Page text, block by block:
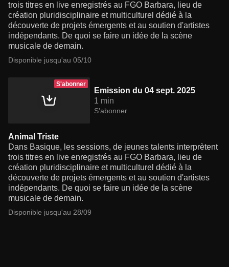
trois titres en live enregistrés au FGO Barbara, lieu de
création pluridisciplinaire et multiculturel dédié à la
découverte de projets émergents et au soutien d'artistes
indépendants. De quoi se faire un idée de la scène
musicale de demain.
Disponible jusqu'au 05/10
S'abonner
Emission du 04 sept. 2025
1 min
S'abonner
Animal Triste
Dans Basique, les sessions, de jeunes talents interprètent
trois titres en live enregistrés au FGO Barbara, lieu de
création pluridisciplinaire et multiculturel dédié à la
découverte de projets émergents et au soutien d'artistes
indépendants. De quoi se faire un idée de la scène
musicale de demain.
Disponible jusqu'au 28/09